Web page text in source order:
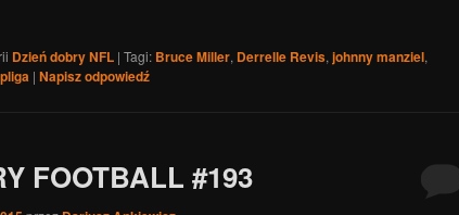
Dzień dobry NFL | Tagi: Bruce Miller, Derrelle Revis, johnny manziel,
| Napisz odpowiedź
FOOTBALL #193